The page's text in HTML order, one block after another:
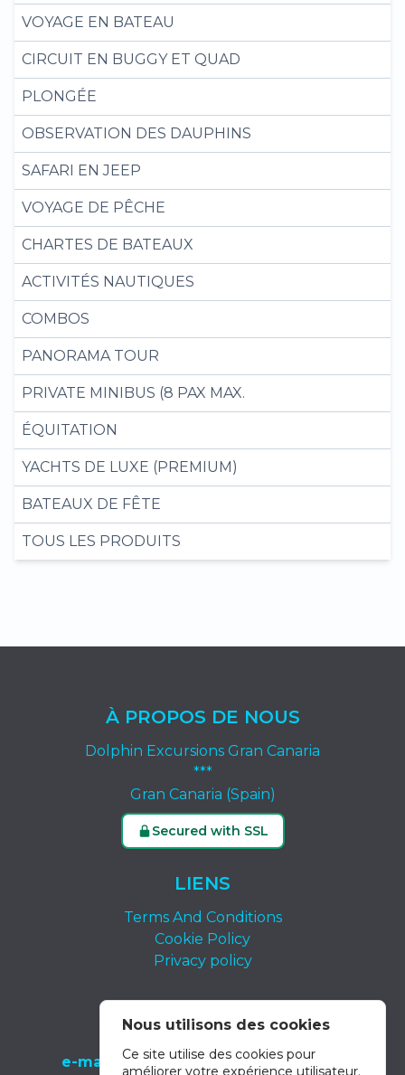
VOYAGE EN BATEAU
CIRCUIT EN BUGGY ET QUAD
PLONGÉE
OBSERVATION DES DAUPHINS
SAFARI EN JEEP
VOYAGE DE PÊCHE
CHARTES DE BATEAUX
ACTIVITÉS NAUTIQUES
COMBOS
PANORAMA TOUR
PRIVATE MINIBUS (8 PAX MAX.
ÉQUITATION
YACHTS DE LUXE (PREMIUM)
BATEAUX DE FÊTE
TOUS LES PRODUITS
À PROPOS DE NOUS
Dolphin Excursions Gran Canaria
***
Gran Canaria (Spain)
Secured with SSL
LIENS
Terms And Conditions
Cookie Policy
Privacy policy
CONTACTEZ-NOUS
e-mail:
info@dolphin-excursions-gran-
Nous utilisons des cookies
Ce site utilise des cookies pour
améliorer votre expérience utilisateur.